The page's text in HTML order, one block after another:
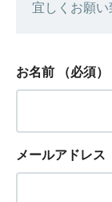
宜しくお願い
お名前 （必須）
メールアドレス